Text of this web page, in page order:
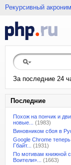
Рекурсивный акроним
За последние 24
Последние
Похож на пончик и
новые...
(1983)
Виновником сбоя в
Google Chrome
Гбайт...
(1931)
По мотивам книжной
Воители»...
(1663)